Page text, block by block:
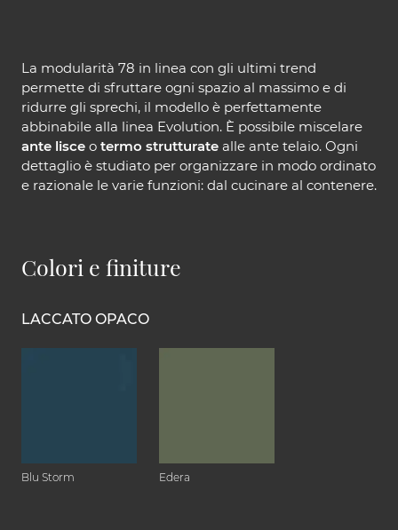
La modularità 78 in linea con gli ultimi trend
permette di sfruttare ogni spazio al massimo e di
ridurre gli sprechi, il modello è perfettamente
abbinabile alla linea Evolution. È possibile miscelare
ante lisce o termo strutturate alle ante telaio. Ogni
dettaglio è studiato per organizzare in modo ordinato
e razionale le varie funzioni: dal cucinare al contenere.
Colori e finiture
LACCATO OPACO
Blu Storm Edera